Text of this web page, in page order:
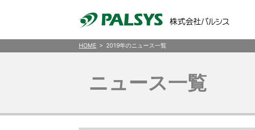
HOME > 2019年のニュース一覧
ニュース一覧